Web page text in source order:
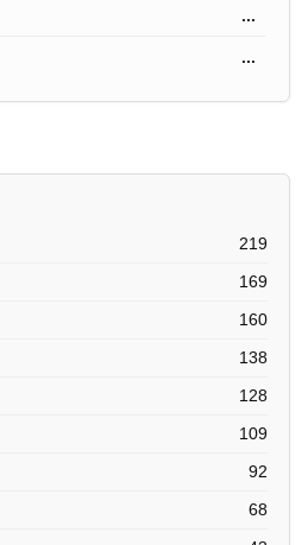
...
...
219
169
160
138
128
109
92
68